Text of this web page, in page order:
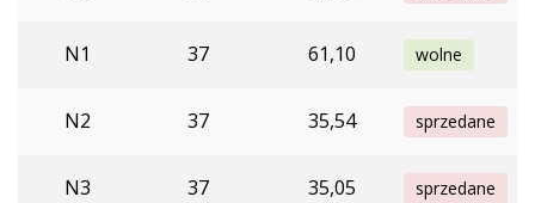
N1 37 61,10 wolne
N2 37 35,54 sprzedane
N3 37 35,05 sprzedane